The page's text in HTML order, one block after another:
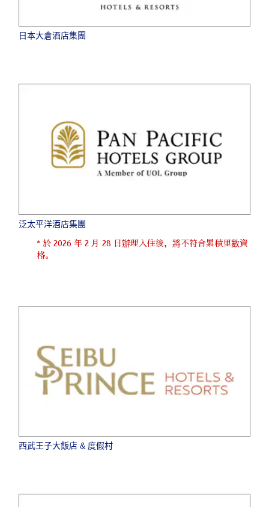
日本大倉酒店集團
泛太平洋酒店集團
* 於 2026 年 2 月 28 日辦理入住後，將不符合累積里數資
格。
西武王子大飯店 & 度假村